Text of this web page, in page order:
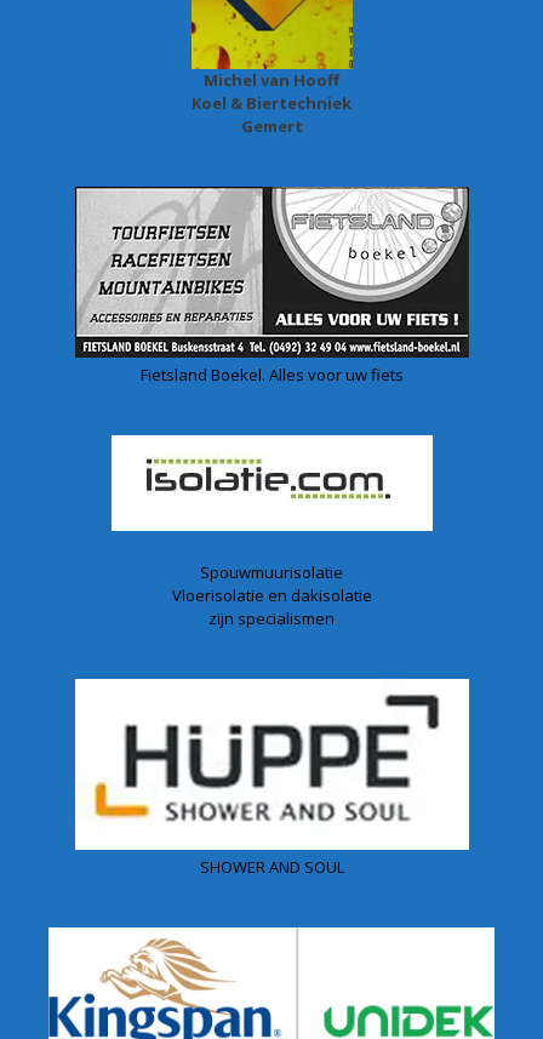
Michel van Hooff
Koel & Biertechniek
Gemert
Fietsland Boekel. Alles voor uw fiets
Spouwmuurisolatie
Vloerisolatie en dakisolatie
zijn specialismen
SHOWER AND SOUL